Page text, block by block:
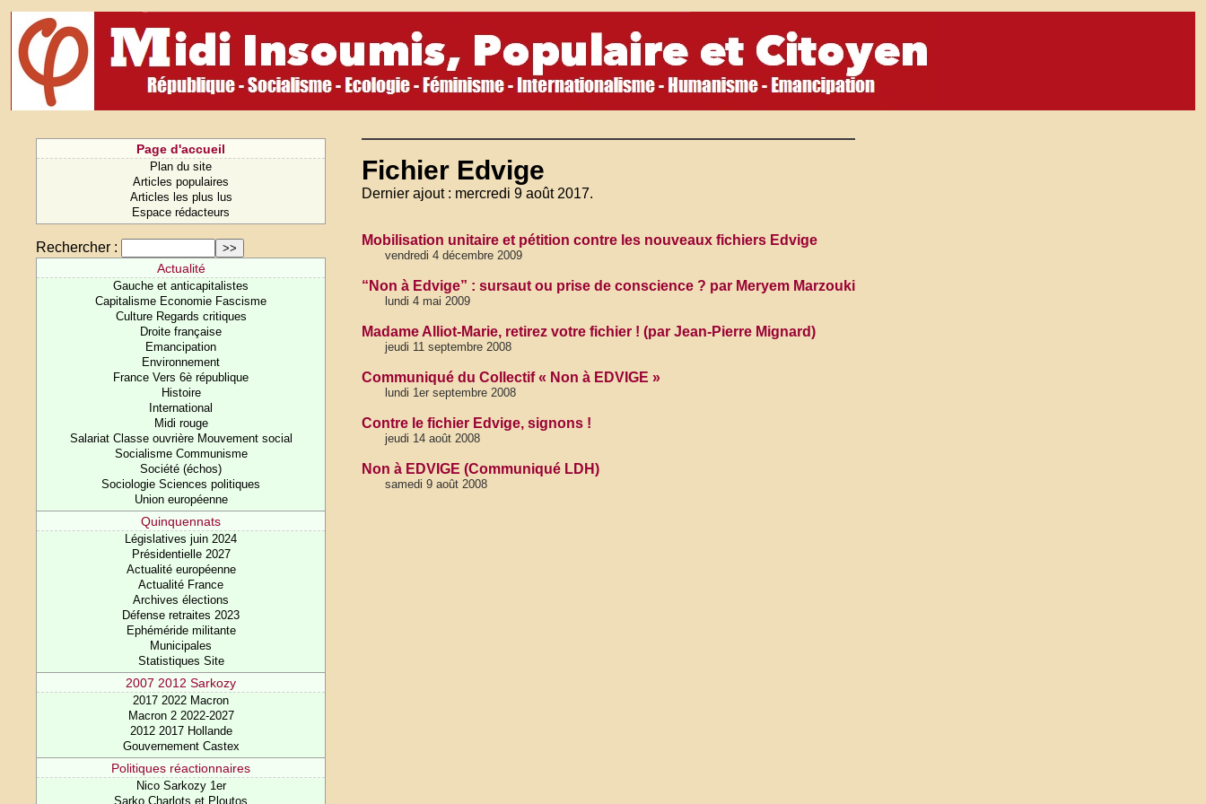
Page d'accueil
Plan du site
Articles populaires
Articles les plus lus
Espace rédacteurs
Rechercher :
Actualité
Gauche et anticapitalistes
Capitalisme Economie Fascisme
Culture Regards critiques
Droite française
Emancipation
Environnement
France Vers 6è république
Histoire
International
Midi rouge
Salariat Classe ouvrière Mouvement social
Socialisme Communisme
Société (échos)
Sociologie Sciences politiques
Union européenne
Quinquennats
Législatives juin 2024
Présidentielle 2027
Actualité européenne
Actualité France
Archives élections
Défense retraites 2023
Ephéméride militante
Municipales
Statistiques Site
2007 2012 Sarkozy
2017 2022 Macron
Macron 2 2022-2027
2012 2017 Hollande
Gouvernement Castex
Politiques réactionnaires
Nico Sarkozy 1er
Sarko Charlots et Ploutos
Fichier Edvige
Dernier ajout : mercredi 9 août 2017.
Mobilisation unitaire et pétition contre les nouveaux fichiers Edvige
vendredi 4 décembre 2009
“Non à Edvige” : sursaut ou prise de conscience ? par Meryem Marzouki
lundi 4 mai 2009
Madame Alliot-Marie, retirez votre fichier ! (par Jean-Pierre Mignard)
jeudi 11 septembre 2008
Communiqué du Collectif « Non à EDVIGE »
lundi 1er septembre 2008
Contre le fichier Edvige, signons !
jeudi 14 août 2008
Non à EDVIGE (Communiqué LDH)
samedi 9 août 2008